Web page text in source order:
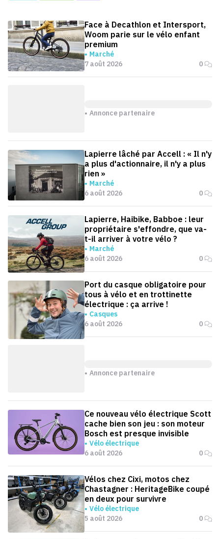
Face à Decathlon et Intersport,
Woom parie sur le vélo enfant
premium
Marché
7 août 2026
0
Annonce partenaire
Lapierre lâché par Accell : « Il n'y
a plus d'actionnaire, il n'y a plus
rien »
Marché
6 août 2026
0
Lapierre, Haibike, Babboe : leur
propriétaire s'effondre, que va-
t-il arriver à votre vélo ?
Marché
6 août 2026
0
Port du casque obligatoire pour
tous à vélo et en trottinette
électrique : ça arrive !
Casques
6 août 2026
0
Annonce partenaire
Ce nouveau vélo électrique Scott
cache bien son jeu : son moteur
Bosch est presque invisible
Vélo électrique
6 août 2026
0
Vélos chez Cixi, motos chez
Chastagner : HeritageBike coupé
en deux pour survivre
Vélo électrique
5 août 2026
0